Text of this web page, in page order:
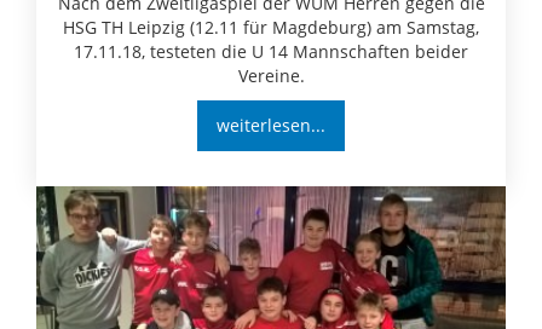
HSG TH Leipzig (12.11 für Magdeburg) am Samstag,
17.11.18, testeten die U 14 Mannschaften beider
Vereine.
weiterlesen...